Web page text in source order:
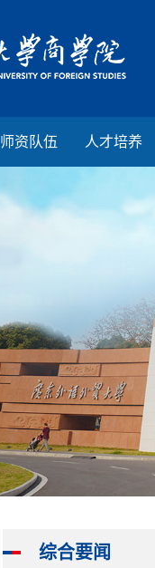
师资队伍 人才培养
综合要闻